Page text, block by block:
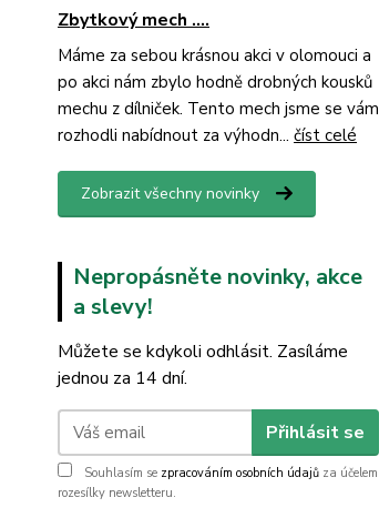
Zbytkový mech ....
Máme za sebou krásnou akci v olomouci a
po akci nám zbylo hodně drobných kousků
mechu z dílniček. Tento mech jsme se vám
rozhodli nabídnout za výhodn... číst celé
Zobrazit všechny novinky
Nepropásněte novinky, akce
a slevy!
Můžete se kdykoli odhlásit. Zasíláme
jednou za 14 dní.
Přihlásit se
Souhlasím se zpracováním osobních údajů za účelem
rozesílky newsletteru.